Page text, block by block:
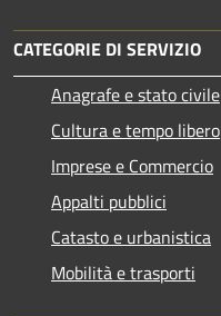
CATEGORIE DI SERVIZIO
Anagrafe e stato civile
Cultura e tempo libero
Imprese e Commercio
Appalti pubblici
Catasto e urbanistica
Mobilità e trasporti